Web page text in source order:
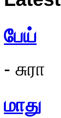
பேய்
- சுரா
மாது